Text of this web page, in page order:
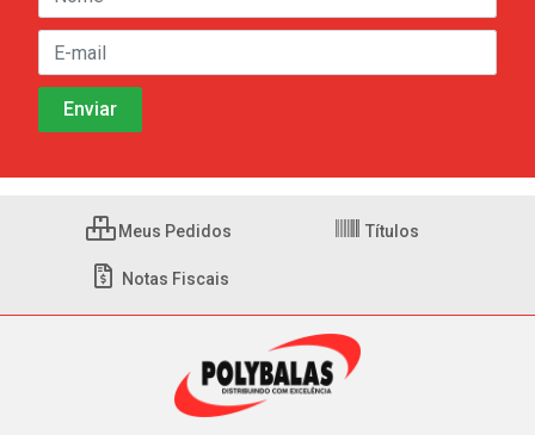
Meus Pedidos Títulos
Notas Fiscais